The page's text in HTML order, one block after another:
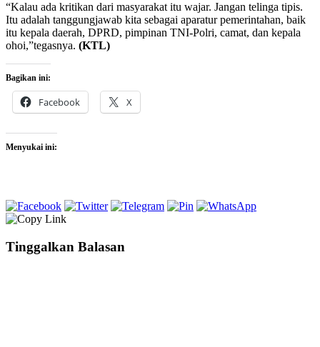
“Kalau ada kritikan dari masyarakat itu wajar. Jangan telinga tipis.
Itu adalah tanggungjawab kita sebagai aparatur pemerintahan, baik
itu kepala daerah, DPRD, pimpinan TNI-Polri, camat, dan kepala
ohoi,”tegasnya. (KTL)
Bagikan ini:
Facebook X
Menyukai ini:
Tinggalkan Balasan